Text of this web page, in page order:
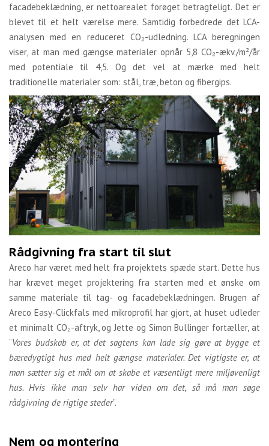
facadebeklædning, er nettoarealet forøget betragteligt. Det er
blevet til et helt værelse mere. Samtidig forbedrede det LCA-
analysen med en reduceret CO₂-udledning. LCA beregningen
viser, at man med gængse materialer opnår 5,8 CO₂-ækv./m²/år
med potentiale til 4,5. Og det vel at mærke med helt
traditionelle materialer som: stål, træ, beton og fibergips.
Rådgivning fra start til slut
Areco har været med helt fra projektets spæde start. Dette hus
har krævet meget projektering fra starten med et ønske om
samme materiale til tag- og facadebeklædningen. Brugen af
Areco Easy-Clickfals med mikroprofil har gjort, at huset udleder
et minimalt CO₂-aftryk, og Jette og Simon Bullinger fortæller, at
“Vores budskab er, at det sagtens kan lade sig gøre at bygge et
bæredygtigt hus med helt gængse materialer. Det vigtigste er, at
man sætter sig et mål om at skabe et væsentligt mere miljøvenligt
hus. Hvis ikke man selv har viden om det, så må man søge
rådgivning de rigtige steder”.
Nem og montering